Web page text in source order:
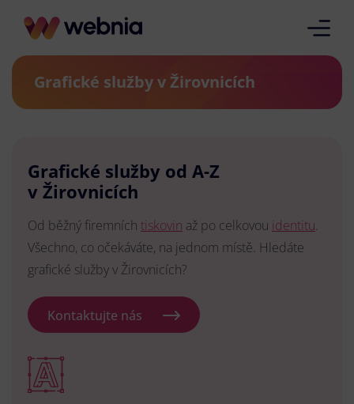
Grafické služby v Žirovnicích
Grafické služby od A-Z
v Žirovnicích
Od běžný firemních tiskovin až po celkovou identitu.
Všechno, co očekáváte, na jednom místě. Hledáte
grafické služby v Žirovnicích?
Kontaktujte nás